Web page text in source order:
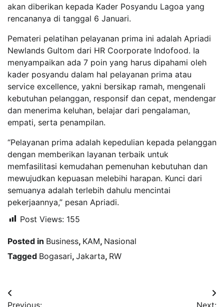
akan diberikan kepada Kader Posyandu Lagoa yang
rencananya di tanggal 6 Januari.
Pemateri pelatihan pelayanan prima ini adalah Apriadi
Newlands Gultom dari HR Coorporate Indofood. Ia
menyampaikan ada 7 poin yang harus dipahami oleh
kader posyandu dalam hal pelayanan prima atau
service excellence, yakni bersikap ramah, mengenali
kebutuhan pelanggan, responsif dan cepat, mendengar
dan menerima keluhan, belajar dari pengalaman,
empati, serta penampilan.
“Pelayanan prima adalah kepedulian kepada pelanggan
dengan memberikan layanan terbaik untuk
memfasilitasi kemudahan pemenuhan kebutuhan dan
mewujudkan kepuasan melebihi harapan. Kunci dari
semuanya adalah terlebih dahulu mencintai
pekerjaannya,” pesan Apriadi.
Post Views: 155
Posted in Business, KAM, Nasional
Tagged Bogasari, Jakarta, RW
Navigasi
Previous:
Next: